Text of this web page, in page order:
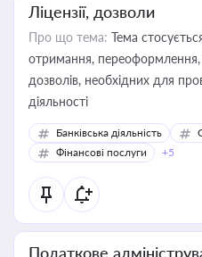
Ліцензії, дозволи
Про що тема: Тема
отримання, переоформлення,
дозволів, необхідних для
діяльності
Банківська діяльність
Фінансові послуги
+5
Податкове